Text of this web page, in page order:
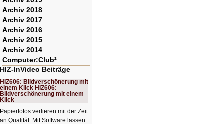
Archiv 2018
Archiv 2017
Archiv 2016
Archiv 2015
Archiv 2014
Computer:Club²
HIZ-InVideo Beiträge
HIZ606: Bildverschönerung mit
einem Klick HIZ606:
Bildverschönerung mit einem
Klick
Papierfotos verlieren mit der Zeit
an Qualität. Mit Software lassen